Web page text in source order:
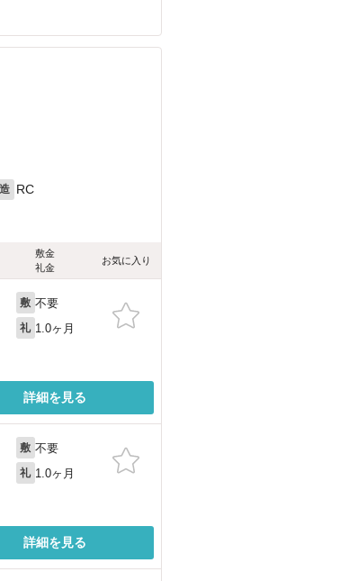
RC
敷金
礼金
お気に入り
敷 不要
礼 1.0ヶ月
詳細を見る
敷 不要
礼 1.0ヶ月
詳細を見る